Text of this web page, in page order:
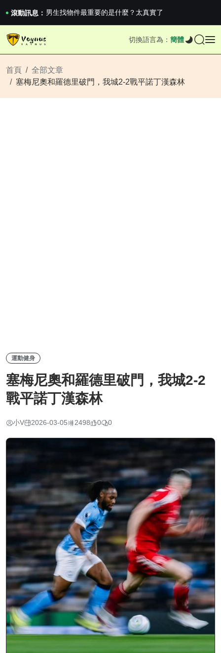
滾動訊息： 2026澳網男單收官：全滿貫對上全滿亞，德約...
《巔峰守衛 Highguard》正式上線，官...
男生找物件最重要的是什麼？太真實了
切換語言為： 簡體
首頁
全部文章
塞梅尼奧和羅德里破門，我城2-2戰平諾丁漢森林
運動健身
塞梅尼奧和羅德里破門，我城2-2
戰平諾丁漢森林
小V 2026-03-05 2498 0 0